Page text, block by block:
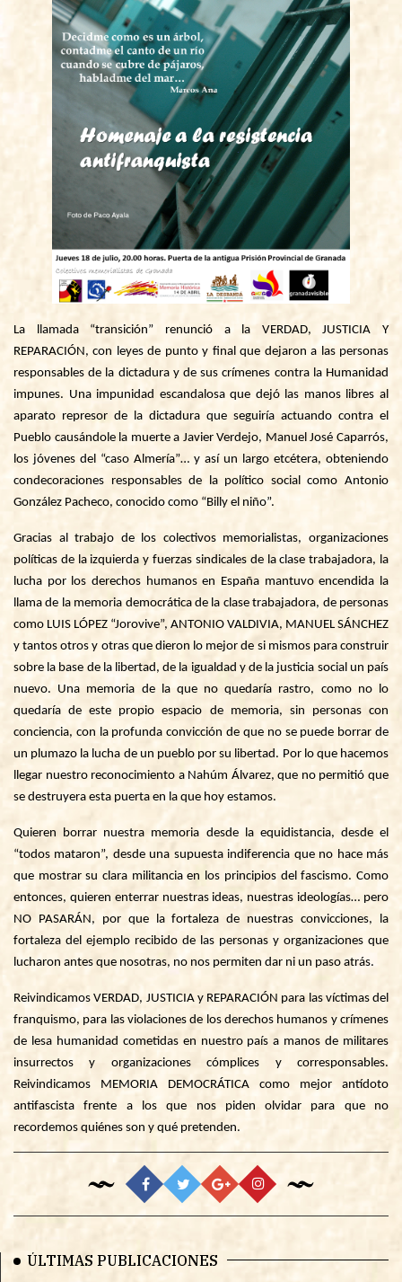
La llamada “transición” renunció a la VERDAD, JUSTICIA Y
REPARACIÓN, con leyes de punto y final que dejaron a las personas
responsables de la dictadura y de sus crímenes contra la Humanidad
impunes. Una impunidad escandalosa que dejó las manos libres al
aparato represor de la dictadura que seguiría actuando contra el
Pueblo causándole la muerte a Javier Verdejo, Manuel José Caparrós,
los jóvenes del “caso Almería”… y así un largo etcétera, obteniendo
condecoraciones responsables de la político social como Antonio
González Pacheco, conocido como “Billy el niño”.
Gracias al trabajo de los colectivos memorialistas, organizaciones
políticas de la izquierda y fuerzas sindicales de la clase trabajadora, la
lucha por los derechos humanos en España mantuvo encendida la
llama de la memoria democrática de la clase trabajadora, de personas
como LUIS LÓPEZ “Jorovive”, ANTONIO VALDIVIA, MANUEL SÁNCHEZ
y tantos otros y otras que dieron lo mejor de si mismos para construir
sobre la base de la libertad, de la igualdad y de la justicia social un país
nuevo. Una memoria de la que no quedaría rastro, como no lo
quedaría de este propio espacio de memoria, sin personas con
conciencia, con la profunda convicción de que no se puede borrar de
un plumazo la lucha de un pueblo por su libertad. Por lo que hacemos
llegar nuestro reconocimiento aNahúm Álvarez, que no permitió que
se destruyera esta puerta en la que hoy estamos.
Quieren borrar nuestra memoria desde la equidistancia, desde el
“todos mataron”, desde una supuesta indiferencia que no hace más
que mostrar su clara militancia en los principios del fascismo. Como
entonces, quieren enterrar nuestras ideas, nuestras ideologías… pero
NO PASARÁN, por que la fortaleza de nuestras convicciones, la
fortaleza del ejemplo recibido de las personas y organizaciones que
lucharon antes que nosotras, no nos permiten dar ni un paso atrás.
Reivindicamos VERDAD, JUSTICIA y REPARACIÓN para las víctimas del
franquismo, para las violaciones de los derechos humanos y crímenes
de lesa humanidad cometidas en nuestro país a manos de militares
insurrectos y organizaciones cómplices y corresponsables.
Reivindicamos MEMORIA DEMOCRÁTICA como mejor antídoto
antifascista frente a los que nos piden olvidar para que no
recordemos quiénes son y qué pretenden.
ÚLTIMAS PUBLICACIONES